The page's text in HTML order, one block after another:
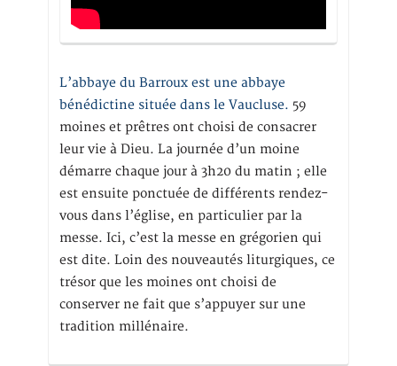
L’abbaye du Barroux est une abbaye
bénédictine située dans le Vaucluse. 59
moines et prêtres ont choisi de consacrer
leur vie à Dieu. La journée d’un moine
démarre chaque jour à 3h20 du matin ; elle
est ensuite ponctuée de différents rendez-
vous dans l’église, en particulier par la
messe. Ici, c’est la messe en grégorien qui
est dite. Loin des nouveautés liturgiques, ce
trésor que les moines ont choisi de
conserver ne fait que s’appuyer sur une
tradition millénaire.